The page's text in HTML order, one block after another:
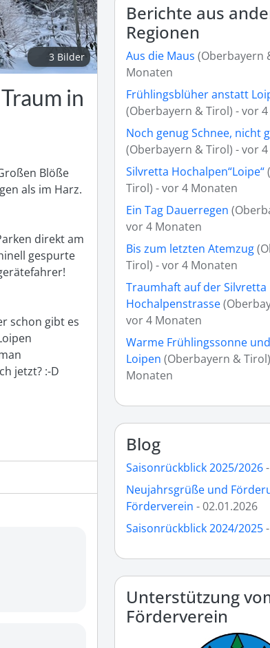
3 Bilder
in
Blöße
als im Harz.
direkt am
gespurte
schon gibt es
jetzt? :-D
Berichte aus
Regionen
Aus die Maus (Oberbayern
Monaten
Frühlingsblüher anstatt
(Oberbayern & Tirol) - vor
Noch genug Schnee, nicht
(Oberbayern & Tirol) - vor
Silvretta Hochalpen“Loipe“
Tirol) - vor 4 Monaten
Ein Tag Dauerregen
vor 4 Monaten
Bis zum letzten Atemzug
Tirol) - vor 4 Monaten
Traumhaft auf der Silvretta
Hochalpenstrasse
vor 4 Monaten
Warme Frühlingssonne
Loipen (Oberbayern &
Monaten
Blog
Saisonrückblick 2025/2026
Neujahrsgrüße und
Förderverein - 02.01.2026
Saisonrückblick 2024/2025
Unterstützung
Förderverein